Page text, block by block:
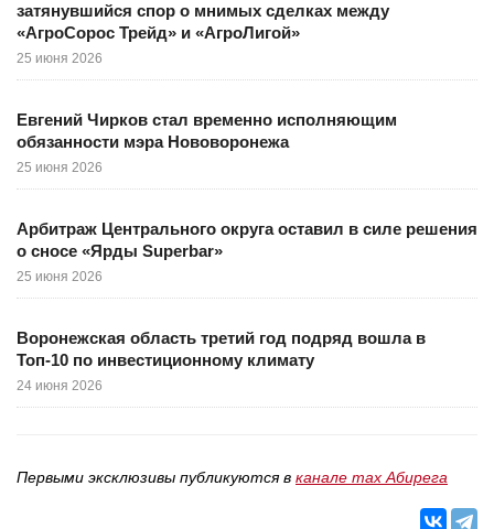
затянувшийся спор о мнимых сделках между
«АгроСорос Трейд» и «АгроЛигой»
25 июня 2026
Евгений Чирков стал временно исполняющим
обязанности мэра Нововоронежа
25 июня 2026
Арбитраж Центрального округа оставил в силе решения
о сносе «Ярды Superbar»
25 июня 2026
Воронежская область третий год подряд вошла в
Топ-10 по инвестиционному климату
24 июня 2026
Первыми эксклюзивы публикуются в канале max Абирега